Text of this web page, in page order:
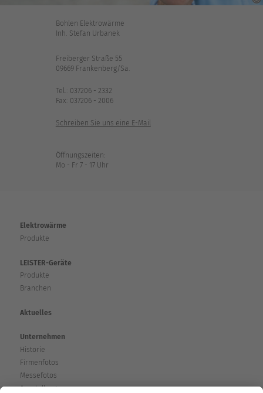
Bohlen Elektrowärme
Inh. Stefan Urbanek
Freiberger Straße 55
09669 Frankenberg/Sa.
Tel.: 037206 - 2332
Fax: 037206 - 2006
Schreiben Sie uns eine E-Mail
Öffnungszeiten:
Mo - Fr 7 - 17 Uhr
Elektrowärme
Produkte
LEISTER-Geräte
Produkte
Branchen
Aktuelles
Unternehmen
Historie
Firmenfotos
Messefotos
Ausstellung